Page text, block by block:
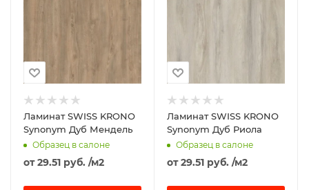
Ламинат SWISS KRONO
Synonym Дуб Мендель
Образец в салоне
от29.51 руб. /м2
Ламинат SWISS KRONO
Synonym Дуб Риола
Образец в салоне
от29.51 руб. /м2